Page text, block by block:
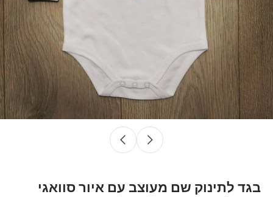
בגד לתינוק שם מעוצב עם איור סוואגי